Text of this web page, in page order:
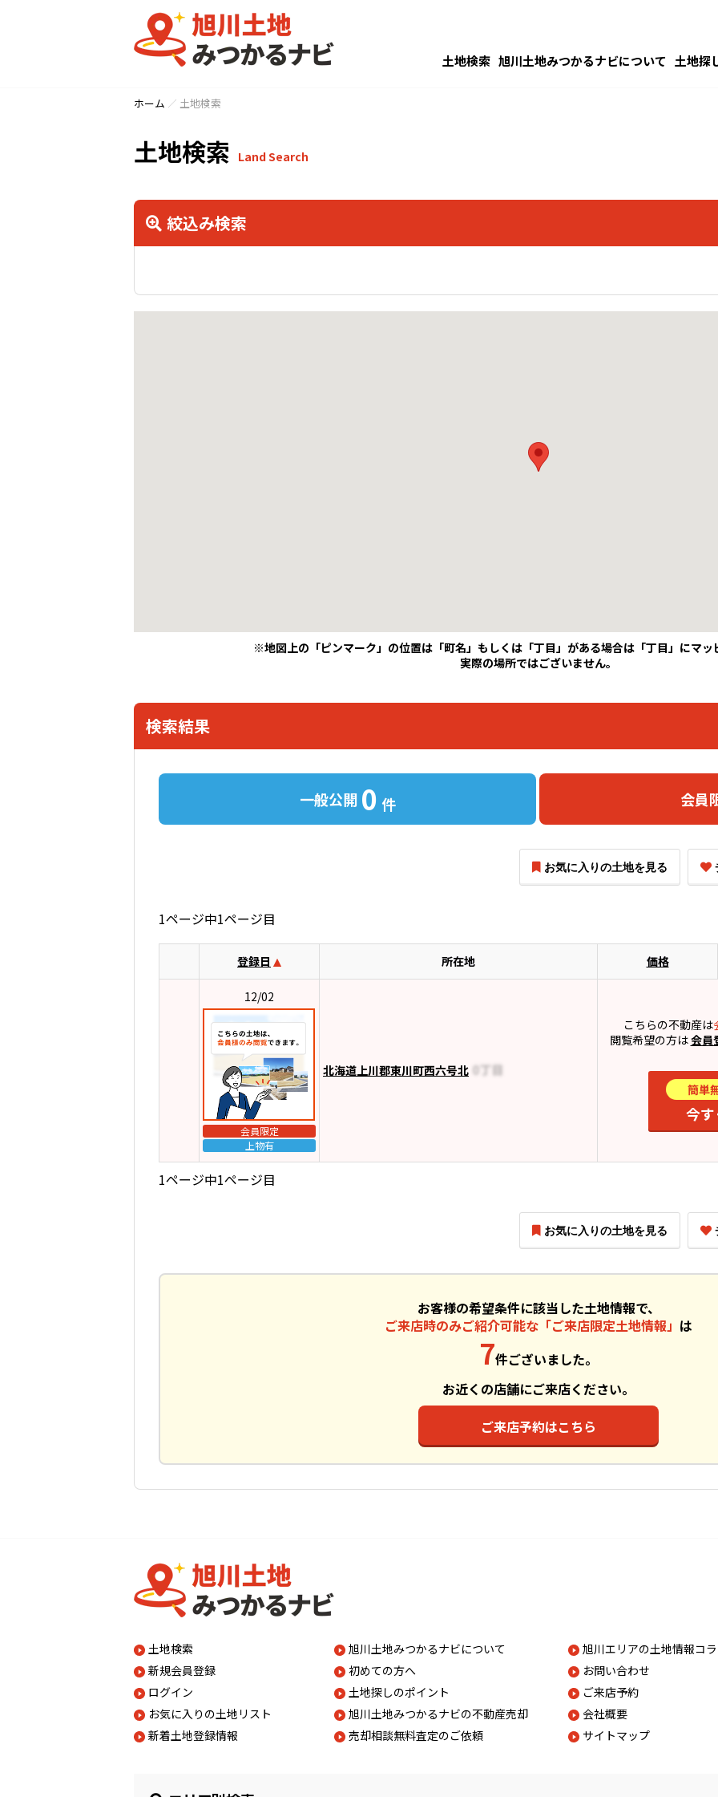
土地検索 旭川土地みつかるナビについて 土地探
ホーム 土地検索
土地検索 Land Search
絞込み検索
※地図上の「ピンマーク」の位置は「町名」もしくは「丁目」がある場合は「丁目」にマッ
実際の場所ではございません。
検索結果
一般公開 0 件 会員
お気に入りの土地を見る
1ページ中1ページ目
登録日 所在地 価格
12/02
会員限定
上物有
北海道上川郡東川町西六号北
こちらの不動産は
閲覧希望の方は会員
簡単
今
1ページ中1ページ目
お気に入りの土地を見る
お客様の希望条件に該当した土地情報で、
ご来店時のみご紹介可能な「ご来店限定土地情報」 は
7件ございました。
お近くの店舗にご来店ください。
ご来店予約はこちら
土地検索
新規会員登録
ログイン
お気に入りの土地リスト
新着土地登録情報
旭川土地みつかるナビについて
初めての方へ
土地探しのポイント
旭川土地みつかるナビの不動産売却
売却相談無料査定のご依頼
旭川エリアの土地情報コ
お問い合わせ
ご来店予約
会社概要
サイトマップ